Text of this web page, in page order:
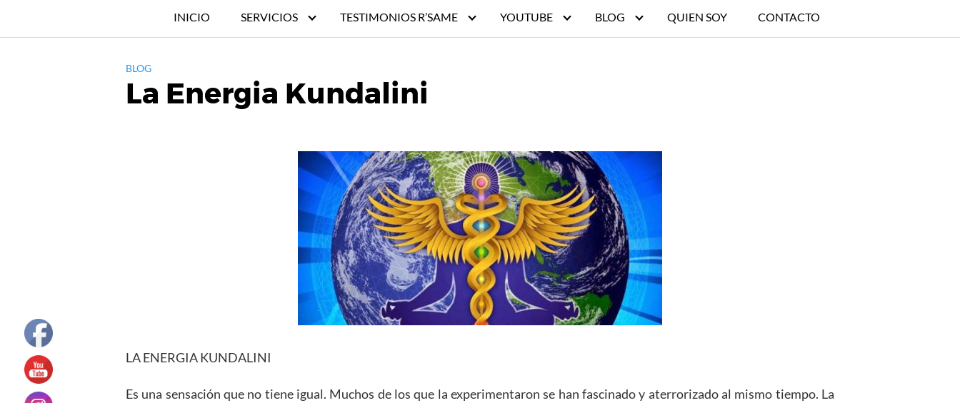
INICIO SERVICIOS TESTIMONIOS R’SAME YOUTUBE BLOG QUIEN SOY CONTACTO
BLOG
La Energia Kundalini
LA ENERGIA KUNDALINI
Es una sensación que no tiene igual. Muchos de los que la experimentaron se han fascinado y aterrorizado al mismo tiempo. La